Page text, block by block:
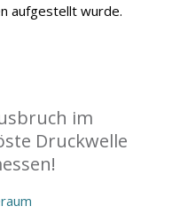
aufgestellt wurde.
im
Druckwelle